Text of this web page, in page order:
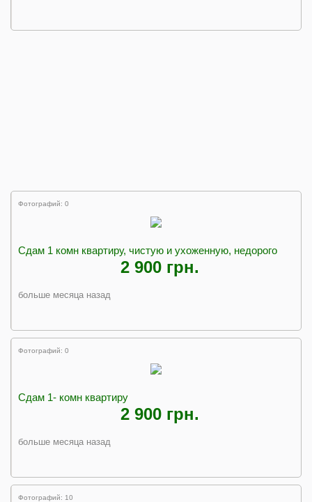
Фотографий: 0
Сдам 1 комн квартиру, чистую и ухоженную, недорого
2 900 грн.
больше месяца назад
Фотографий: 0
Сдам 1- комн квартиру
2 900 грн.
больше месяца назад
Фотографий: 10